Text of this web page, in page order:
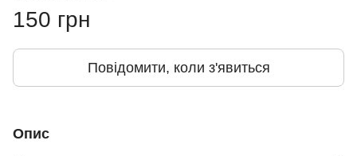
150 грн
Повідомити, коли з'явиться
Опис